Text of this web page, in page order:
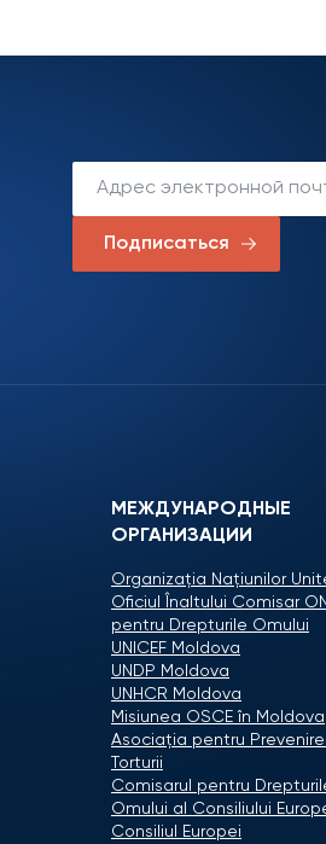
Подписаться
МЕЖДУНАРОДНЫЕ
ОРГАНИЗАЦИИ
Organizaţia Naţiunilor
Oficiul Înaltului Comisar
pentru Drepturile Omului
UNICEF Moldova
UNDP Moldova
UNHCR Moldova
Misiunea OSCE în Moldova
Asociaţia pentru
Torturii
Comisarul pentru
Omului al Consiliului
Consiliul Europei